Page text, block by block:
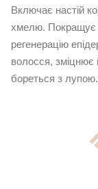
Включає настій
хмелю. Покращує
регенерацію
волосся, зміцнює
бореться з лупою.